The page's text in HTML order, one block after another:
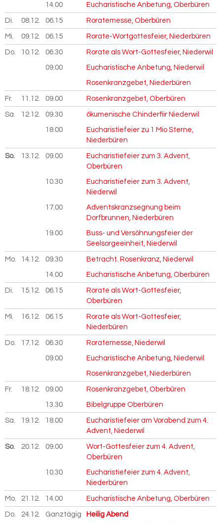
14.00 Eucharistische Anbetung, Oberbüren
Di. 08.12. 2026
06.15 Roratemesse, Oberbüren
Mi. 09.12. 2026
06.15 Rorate-Wortgottesfeier, Niederbüren
Do. 10.12. 2026
06.30 Rorate als Wort-Gottesfeier, Niederwil
09.00 Eucharistische Anbetung, Niederwil
Rosenkranzgebet, Niederbüren
Fr. 11.12. 2026
09.00 Rosenkranzgebet, Oberbüren
Sa. 12.12. 2026
09.30 ökumenische Chinderfiir Niederwil
18.00
Eucharistiefeier zu 1 Mio Sterne,
Niederbüren
So. 13.12. 2026
09.00
Eucharistiefeier zum 3. Advent,
Oberbüren
10.30
Eucharistiefeier zum 3. Advent,
Niederwil
17.00
Adventskranzsegnung beim
Dorfbrunnen, Niederbüren
19.00
Buss- und Versöhnungsfeier der
Seelsorgeeinheit, Niederwil
Mo. 14.12. 2026
09.30 Betracht. Rosenkranz, Niederwil
14.00 Eucharistische Anbetung, Oberbüren
Di. 15.12. 2026
06.15
Rorate als Wort-Gottesfeier,
Oberbüren
Mi. 16.12. 2026
06.15
Rorate als Wort-Gottesfeier,
Niederbüren
Do. 17.12. 2026
06.30 Roratemesse, Niederwil
09.00 Eucharistische Anbetung, Niederwil
Rosenkranzgebet, Niederbüren
Fr. 18.12. 2026
09.00 Rosenkranzgebet, Oberbüren
13.30 Bibelgruppe Oberbüren
Sa. 19.12. 2026
18.00
Eucharistiefeier am Vorabend zum 4.
Advent, Niederwil
So. 20.12. 2026
09.00
Wort-Gottesfeier zum 4. Advent,
Oberbüren
10.30
Eucharistiefeier zum 4. Advent,
Niederbüren
Mo. 21.12. 2026
14.00 Eucharistische Anbetung, Oberbüren
Do. 24.12. 2026
Ganztägig Heilig Abend